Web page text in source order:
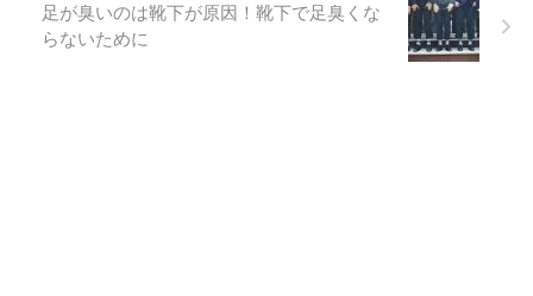
足が臭いのは靴下が原因！靴下で足臭くな
らないために